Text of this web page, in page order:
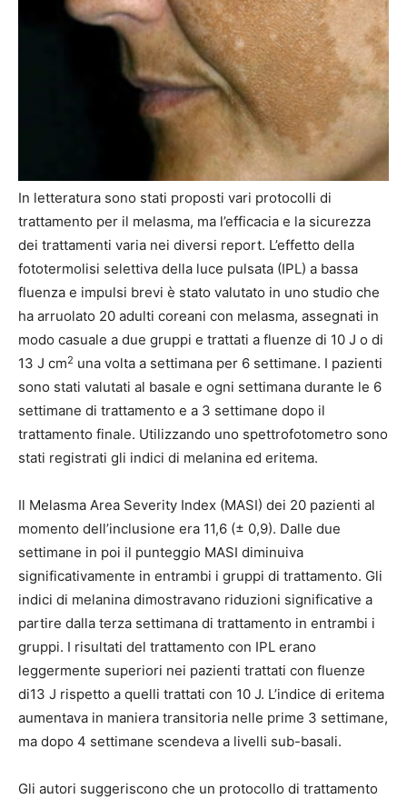
In letteratura sono stati proposti vari protocolli di
trattamento per il melasma, ma l’efficacia e la sicurezza
dei trattamenti varia nei diversi report. L’effetto della
fototermolisi selettiva della luce pulsata (IPL) a bassa
fluenza e impulsi brevi è stato valutato in uno studio che
ha arruolato 20 adulti coreani con melasma, assegnati in
modo casuale a due gruppi e trattati a fluenze di 10 J o di
13 J cm2 una volta a settimana per 6 settimane. I pazienti
sono stati valutati al basale e ogni settimana durante le 6
settimane di trattamento e a 3 settimane dopo il
trattamento finale. Utilizzando uno spettrofotometro sono
stati registrati gli indici di melanina ed eritema.
Il Melasma Area Severity Index (MASI) dei 20 pazienti al
momento dell’inclusione era 11,6 (± 0,9). Dalle due
settimane in poi il punteggio MASI diminuiva
significativamente in entrambi i gruppi di trattamento. Gli
indici di melanina dimostravano riduzioni significative a
partire dalla terza settimana di trattamento in entrambi i
gruppi. I risultati del trattamento con IPL erano
leggermente superiori nei pazienti trattati con fluenze
di13 J rispetto a quelli trattati con 10 J. L’indice di eritema
aumentava in maniera transitoria nelle prime 3 settimane,
ma dopo 4 settimane scendeva a livelli sub-basali.
Gli autori suggeriscono che un protocollo di trattamento